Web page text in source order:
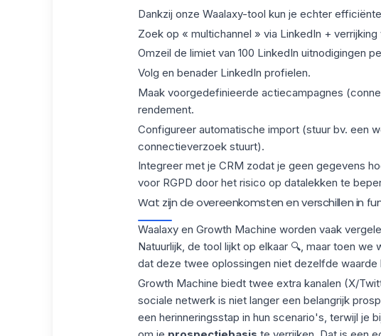
Dankzij onze Waalaxy-tool kun je echter
Zoek op « multichannel » via LinkedIn + verrijking
Omzeil de limiet van 100 LinkedIn uitnodigingen
Volg en benader LinkedIn profielen.
Maak voorgedefinieerde actiecampagnes
rendement.
Configureer automatische import(stuur bv. een
connectieverzoek stuurt).
Integreer met je CRM zodat je geen gegevens
voor RGPD door het risico op datalekken te
Wat zijn de overeenkomsten en verschillen in
Waalaxy en Growth Machine worden vaak
Natuurlijk, de tool lijkt op elkaar 🔍, maar toen
dat deze twee oplossingen niet dezelfde
Growth Machine biedt twee extra kanalen (X/
sociale netwerk is niet langer een belangrijk
een herinneringsstap in hun scenario's, terwijl je